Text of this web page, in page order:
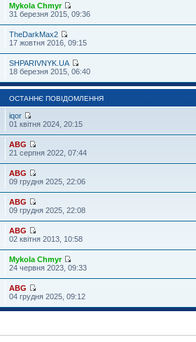
Mykola Chmyr
31 березня 2015, 09:36
TheDarkMax2
17 жовтня 2016, 09:15
SHPARIVNYK.UA
18 березня 2015, 06:40
ОСТАННЄ ПОВІДОМЛЕННЯ
iqor
01 квітня 2024, 20:15
ABG
21 серпня 2022, 07:44
ABG
09 грудня 2025, 22:06
ABG
09 грудня 2025, 22:08
ABG
02 квітня 2013, 10:58
Mykola Chmyr
24 червня 2023, 09:33
ABG
04 грудня 2025, 09:12